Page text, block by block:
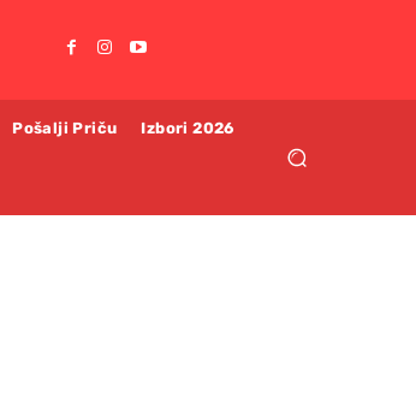
Pošalji Priču Izbori 2026